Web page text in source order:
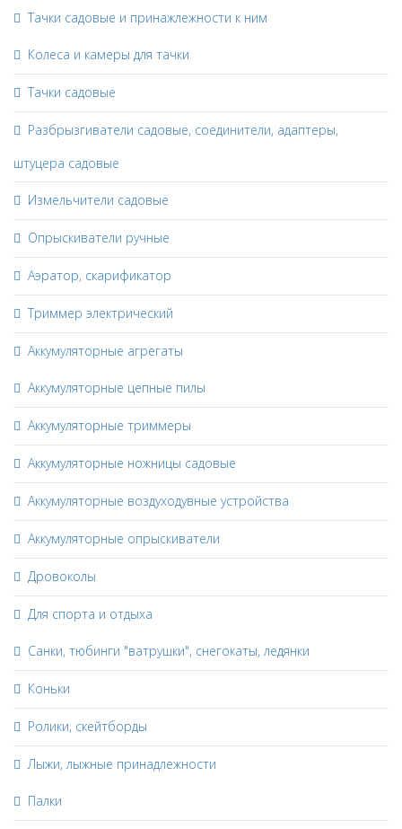
Тачки садовые и принажлежности к ним
Колеса и камеры для тачки
Тачки садовые
Разбрызгиватели садовые, соединители, адаптеры,
штуцера садовые
Измельчители садовые
Опрыскиватели ручные
Аэратор, скарификатор
Триммер электрический
Аккумуляторные агрегаты
Аккумуляторные цепные пилы
Аккумуляторные триммеры
Аккумуляторные ножницы садовые
Аккумуляторные воздуходувные устройства
Аккумуляторные опрыскиватели
Дровоколы
Для спорта и отдыха
Санки, тюбинги "ватрушки", снегокаты, ледянки
Коньки
Ролики, скейтборды
Лыжи, лыжные принадлежности
Палки